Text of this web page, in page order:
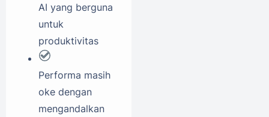
AI yang berguna
untuk
produktivitas
Performa masih
oke dengan
mengandalkan